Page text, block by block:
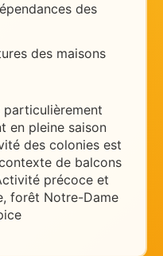
des
des maisons
en pleine saison
des colonies est
de balcons
précoce et
forêt Notre-Dame